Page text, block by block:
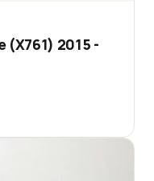
(X761) 2015 -